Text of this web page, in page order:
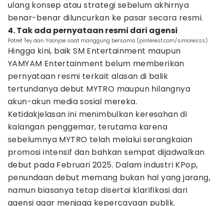
ulang konsep atau strategi sebelum akhirnya
benar-benar diluncurkan ke pasar secara resmi.
4. Tak ada pernyataan resmi dari agensi
Potret Tey dan Yoonjae saat manggung bersama (pinterest.com/simoresss)
Hingga kini, baik SM Entertainment maupun
YAMYAM Entertainment belum memberikan
pernyataan resmi terkait alasan di balik
tertundanya debut MYTRO maupun hilangnya
akun-akun media sosial mereka.
Ketidakjelasan ini menimbulkan keresahan di
kalangan penggemar, terutama karena
sebelumnya MYTRO telah melalui serangkaian
promosi intensif dan bahkan sempat dijadwalkan
debut pada Februari 2025. Dalam industri KPop,
penundaan debut memang bukan hal yang jarang,
namun biasanya tetap disertai klarifikasi dari
agensi agar menjaga kepercayaan publik.